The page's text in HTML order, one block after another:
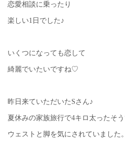
恋愛相談に乗ったり
楽しい1日でした♪
いくつになっても恋して
綺麗でいたいですね♡
昨日来ていただいたSさん♪
夏休みの家族旅行で4キロ太ったそう
ウェストと脚を気にされていました。